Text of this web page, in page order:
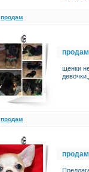
продам
продам
щенки
продам
продам